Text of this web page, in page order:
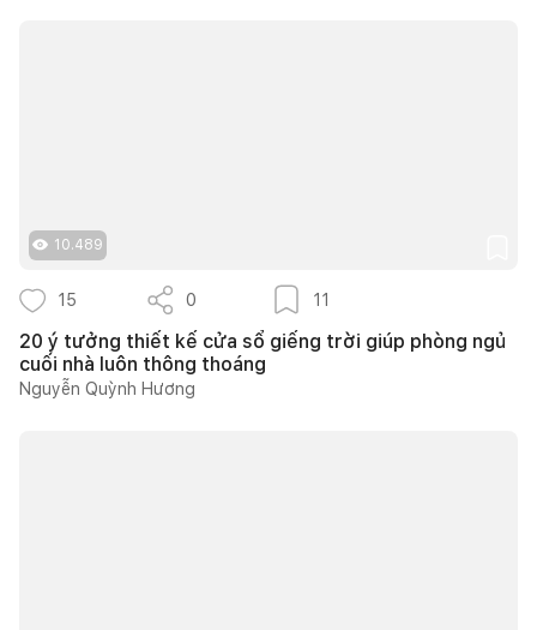
10.489
15 0 11
20 ý tưởng thiết kế cửa sổ giếng trời giúp phòng ngủ
cuối nhà luôn thông thoáng
Nguyễn Quỳnh Hương